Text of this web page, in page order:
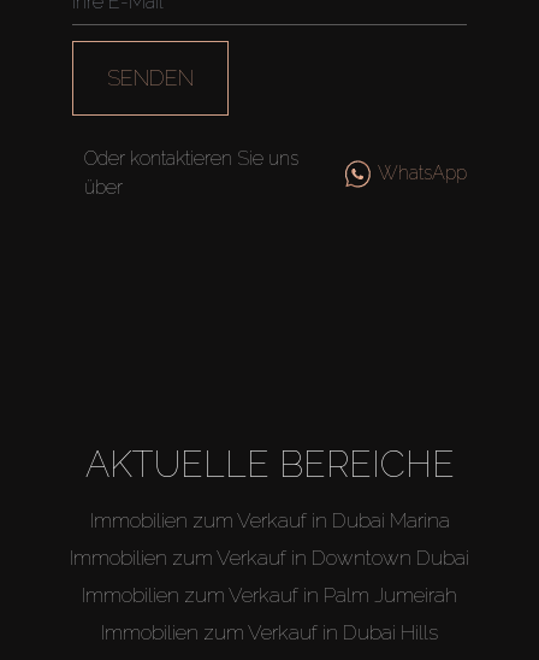
Off-Plan
Agenten
SENDEN
Oder kontaktieren Sie uns
über
WhatsApp
AKTUELLE BEREICHE
Immobilien zum Verkauf in Dubai Marina
Immobilien zum Verkauf in Downtown Dubai
Immobilien zum Verkauf in Palm Jumeirah
Immobilien zum Verkauf in Dubai Hills